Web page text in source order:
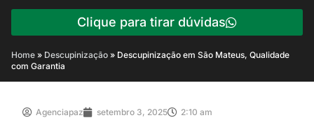
Clique para tirar dúvidas
Home » Descupinização » Descupinização em São Mateus, Qualidade
com Garantia
Agenciapaz setembro 3, 2025 2:10 am